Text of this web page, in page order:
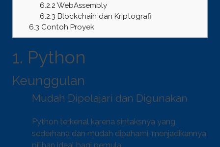
6.2.2 WebAssembly
6.2.3 Blockchain dan Kriptografi
6.3 Contoh Proyek
1. Python
Keunggulan
Mudah Dipelajari dan Digunakan
Python terkenal karena sintaksnya yang
sederhana dan mudah dipahami, menjadikannya